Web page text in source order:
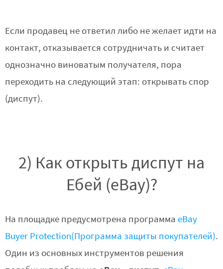
Если продавец не ответил либо не желает идти на
контакт, отказывается сотрудничать и считает
однозначно виноватым получателя, пора
переходить на следующий этап: открывать спор
(диспут).
2) Как открыть диспут на
Ебей (eBay)?
На площадке предусмотрена программа eBay
Buyer Protection(Программа защиты покупателей).
Один из основных инструментов решения